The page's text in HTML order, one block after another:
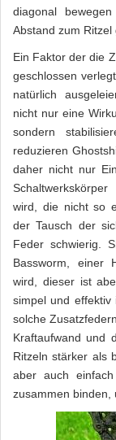
diagonal
Abstand zum Ritzel
Ein Faktor der die
geschlossen
natürlich
nicht nur eine
sondern
reduzieren
daher nicht nur
wird, die nicht so
der Tausch der
Feder schwierig.
Bassworm, einer
wird, dieser ist
simpel und
solche
Kraftaufwand und
Ritzeln stärker als
aber auch
zusammen binden,